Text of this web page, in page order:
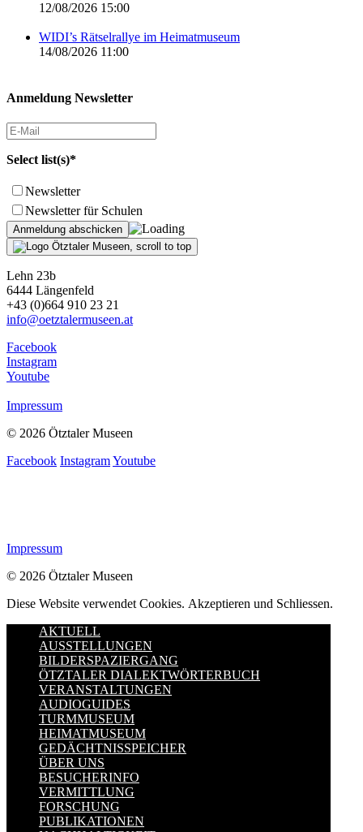
12/08/2026 15:00
WIDI’s Rätselrallye im Heimatmuseum
14/08/2026 11:00
Anmeldung Newsletter
Select list(s)*
Newsletter
Newsletter für Schulen
Lehn 23b
6444 Längenfeld
+43 (0)664 910 23 21
info@oetztalermuseen.at
Facebook
Instagram
Youtube
Impressum
© 2026 Ötztaler Museen
Facebook InstagramYoutube
Impressum
© 2026 Ötztaler Museen
Diese Website verwendet Cookies. Akzeptieren und Schliessen.
AKTUELL
AUSSTELLUNGEN
BILDERSPAZIERGANG
ÖTZTALER DIALEKTWÖRTERBUCH
VERANSTALTUNGEN
AUDIOGUIDES
TURMMUSEUM
HEIMATMUSEUM
GEDÄCHTNISSPEICHER
ÜBER UNS
BESUCHERINFO
VERMITTLUNG
FORSCHUNG
PUBLIKATIONEN